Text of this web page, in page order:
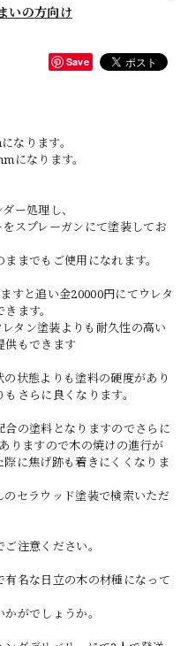
いの方向け
Save
なります。
になります。
ー処理し、
スプレーガンにて塗装してお
までもご使用になれます。
すと追い金20000円にてウレタ
ます。
タン塗装よりも耐久性の高い
供もできます
状態よりも塗料の硬度があり
さらに良くなります。
の塗料となりますのでさらに
りますので木の焼けの進行が
に焦げ跡も着きにくくなりま
セラウッド塗装で検索いただ
注意ください。
名な日立の木の材種になって
がでしょうか。